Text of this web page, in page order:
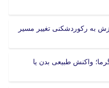
به رکوردشکنی تغییر مسیر
واکنش طبیعی بدن یا